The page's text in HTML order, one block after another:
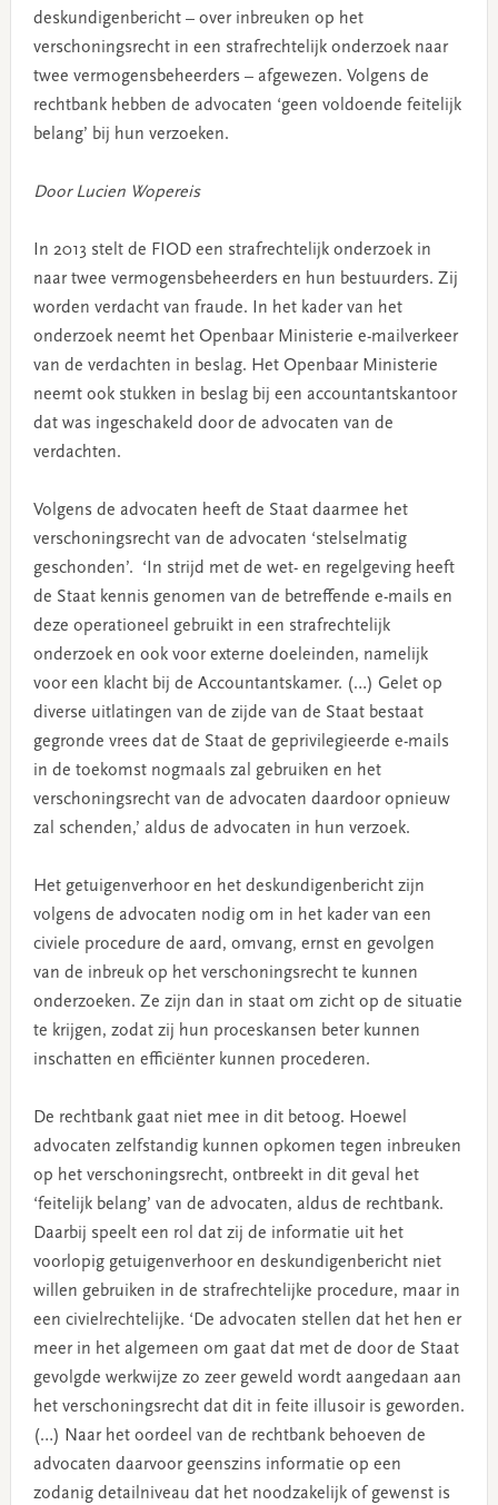
deskundigenbericht – over inbreuken op het
verschoningsrecht in een strafrechtelijk onderzoek naar
twee vermogensbeheerders – afgewezen. Volgens de
rechtbank hebben de advocaten ‘geen voldoende feitelijk
belang’ bij hun verzoeken.
Door Lucien Wopereis
In 2013 stelt de FIOD een strafrechtelijk onderzoek in
naar twee vermogensbeheerders en hun bestuurders. Zij
worden verdacht van fraude. In het kader van het
onderzoek neemt het Openbaar Ministerie e-mailverkeer
van de verdachten in beslag. Het Openbaar Ministerie
neemt ook stukken in beslag bij een accountantskantoor
dat was ingeschakeld door de advocaten van de
verdachten.
Volgens de advocaten heeft de Staat daarmee het
verschoningsrecht van de advocaten ‘stelselmatig
geschonden’. ‘In strijd met de wet- en regelgeving heeft
de Staat kennis genomen van de betreffende e-mails en
deze operationeel gebruikt in een strafrechtelijk
onderzoek en ook voor externe doeleinden, namelijk
voor een klacht bij de Accountantskamer. (…) Gelet op
diverse uitlatingen van de zijde van de Staat bestaat
gegronde vrees dat de Staat de geprivilegieerde e-mails
in de toekomst nogmaals zal gebruiken en het
verschoningsrecht van de advocaten daardoor opnieuw
zal schenden,’ aldus de advocaten in hun verzoek.
Het getuigenverhoor en het deskundigenbericht zijn
volgens de advocaten nodig om in het kader van een
civiele procedure de aard, omvang, ernst en gevolgen
van de inbreuk op het verschoningsrecht te kunnen
onderzoeken. Ze zijn dan in staat om zicht op de situatie
te krijgen, zodat zij hun proceskansen beter kunnen
inschatten en efficiënter kunnen procederen.
De rechtbank gaat niet mee in dit betoog. Hoewel
advocaten zelfstandig kunnen opkomen tegen inbreuken
op het verschoningsrecht, ontbreekt in dit geval het
‘feitelijk belang’ van de advocaten, aldus de rechtbank.
Daarbij speelt een rol dat zij de informatie uit het
voorlopig getuigenverhoor en deskundigenbericht niet
willen gebruiken in de strafrechtelijke procedure, maar in
een civielrechtelijke. ‘De advocaten stellen dat het hen er
meer in het algemeen om gaat dat met de door de Staat
gevolgde werkwijze zo zeer geweld wordt aangedaan aan
het verschoningsrecht dat dit in feite illusoir is geworden.
(…) Naar het oordeel van de rechtbank behoeven de
advocaten daarvoor geenszins informatie op een
zodanig detailniveau dat het noodzakelijk of gewenst is